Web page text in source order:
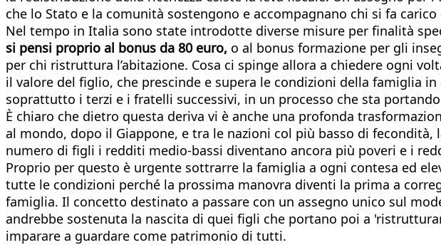
che lo Stato e la comunità sostengono e accompagnano chi si fa
Nel tempo in Italia sono state introdotte diverse misure per finalità
si pensi proprio al bonus da 80 euro, o al bonus formazione per gli
per chi ristruttura l’abitazione. Cosa ci spinge allora a chiedere ogni
il valore del figlio, che prescinde e supera le condizioni della famiglia
soprattutto i terzi e i fratelli successivi, in un processo che sta
È chiaro che dietro questa deriva vi è anche una profonda
al mondo, dopo il Giappone, e tra le nazioni col più basso di
numero di figli i redditi medio-bassi diventano ancora più poveri e i
Proprio per questo è urgente sottrarre la famiglia a ogni contesa ed
tutte le condizioni perché la prossima manovra diventi la prima a
famiglia. Il concetto destinato a passare con un assegno unico sul
andrebbe sostenuta la nascita di quei figli che portano poi a
imparare a guardare come patrimonio di tutti.